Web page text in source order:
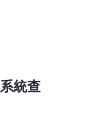
統查